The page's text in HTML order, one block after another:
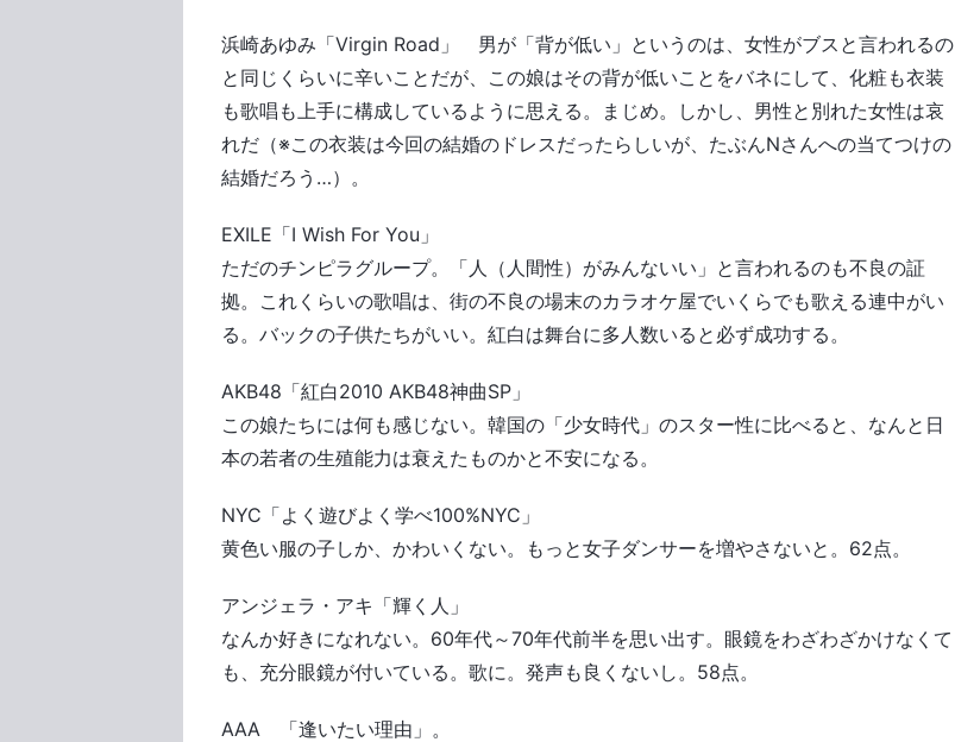
浜崎あゆみ「Virgin Road」 男が「背が低い」というのは、女性がブスと言われるの
と同じくらいに辛いことだが、この娘はその背が低いことをバネにして、化粧も衣装
も歌唱も上手に構成しているように思える。まじめ。しかし、男性と別れた女性は哀
れだ（※この衣装は今回の結婚のドレスだったらしいが、たぶんNさんへの当てつけの
結婚だろう…）。
EXILE「I Wish For You」
ただのチンピラグループ。「人（人間性）がみんないい」と言われるのも不良の証
拠。これくらいの歌唱は、街の不良の場末のカラオケ屋でいくらでも歌える連中がい
る。バックの子供たちがいい。紅白は舞台に多人数いると必ず成功する。
AKB48「紅白2010 AKB48神曲SP」
この娘たちには何も感じない。韓国の「少女時代」のスター性に比べると、なんと日
本の若者の生殖能力は衰えたものかと不安になる。
NYC「よく遊びよく学べ100%NYC」
黄色い服の子しか、かわいくない。もっと女子ダンサーを増やさないと。62点。
アンジェラ・アキ「輝く人」
なんか好きになれない。60年代～70年代前半を思い出す。眼鏡をわざわざかけなくて
も、充分眼鏡が付いている。歌に。発声も良くないし。58点。
AAA 「逢いたい理由」。